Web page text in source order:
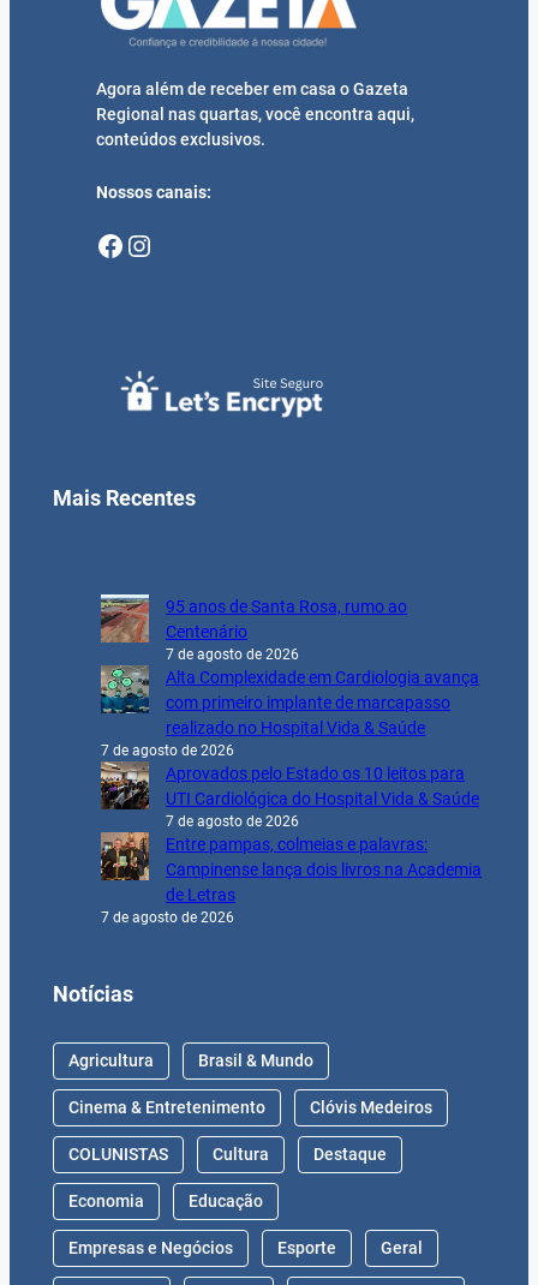
Agora além de receber em casa o Gazeta
Regional nas quartas, você encontra aqui,
conteúdos exclusivos.
Nossos canais:
Facebook Instagram
Mais Recentes
95 anos de Santa Rosa, rumo ao
Centenário
7 de agosto de 2026
Alta Complexidade em Cardiologia avança
com primeiro implante de marcapasso
realizado no Hospital Vida & Saúde
7 de agosto de 2026
Aprovados pelo Estado os 10 leitos para
UTI Cardiológica do Hospital Vida & Saúde
7 de agosto de 2026
Entre pampas, colmeias e palavras:
Campinense lança dois livros na Academia
de Letras
7 de agosto de 2026
Notícias
Agricultura Brasil & Mundo
Cinema & Entretenimento Clóvis Medeiros
COLUNISTAS Cultura Destaque
Economia Educação
Empresas e Negócios Esporte Geral